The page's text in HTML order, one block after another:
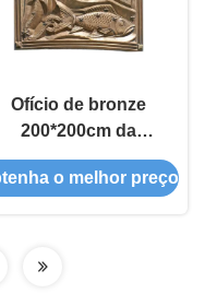
Ofício de bronze
200*200cm da
da chapa do
relevo dos Peixes
o melhor preço